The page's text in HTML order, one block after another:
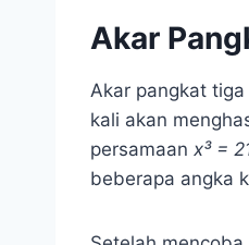
Akar
Akar pangkat
kali akan
persamaan x³ =
beberapa angka